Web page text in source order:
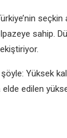
sahip.
Yüksek
edilen